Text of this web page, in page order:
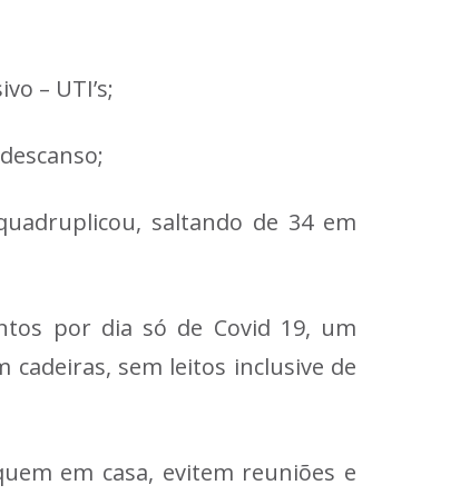
– UTI’s;
saltando de 34 em
por dia só de Covid 19, um
cadeiras, sem leitos inclusive de
em casa, evitem reuniões e